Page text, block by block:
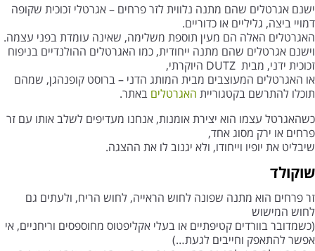
ישנם אגרטלים שהם מתנה נלווית לזר פרחים – אגרטלי זכוכית שקופה
דמויי ביצה, גליליים או כדוריים.
האגרטלים האלה הם מעין תוספת משלימה, שאינה עומדת בפני עצמה.
וישנם אגרטלים שהם מתנה ייחודית, כמו האגרטלים ההולנדיים בניפוח
זכוכית ידני, מבית DUTZ היוקרתי,
או האגרטלים המעוצבים מבית המותג הדני – ברוסט קופנהגן, שמהם
תוכלו להתרשם בקטגוריית האגרטלים באתר.
כשהאגרטל עצמו הוא יצירת אומנות, אנחנו מעדיפים לשלב אותו עם זר
פרחים או ירק מסוג אחד,
שיבליט את יופיו וייחודו, ולא יגנוב לו את ההצגה.
שוקולד
זר פרחים הוא מתנה שפונה לחוש הראייה, לחוש הריח, ולעתים גם
לחוש המישוש
(כשמדובר בוורדים קטיפתיים או בעלי אקליפטוס מחוספסים וריחניים, אי
אפשר להתאפק וחייבים לגעת…)